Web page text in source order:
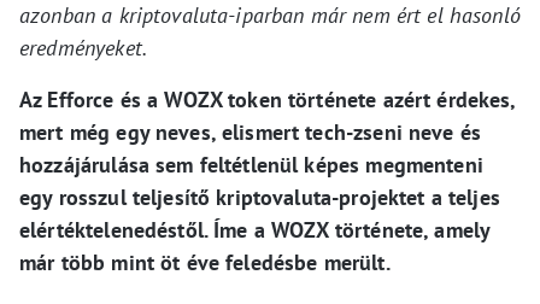
azonban a kriptovaluta-iparban már nem ért el hasonló
eredményeket.
Az Efforce és a WOZX token története azért érdekes,
mert még egy neves, elismert tech-zseni neve és
hozzájárulása sem feltétlenül képes megmenteni
egy rosszul teljesítő kriptovaluta-projektet a teljes
elértéktelenedéstől. Íme a WOZX története, amely
már több mint öt éve feledésbe merült.